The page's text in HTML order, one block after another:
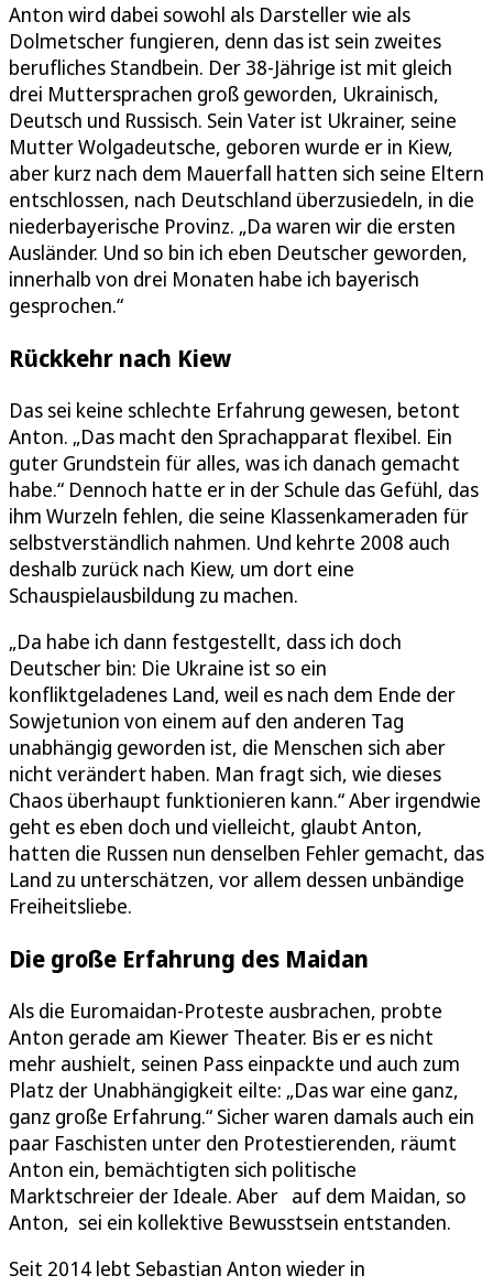
Anton wird dabei sowohl als Darsteller wie als
Dolmetscher fungieren, denn das ist sein zweites
berufliches Standbein. Der 38-Jährige ist mit gleich
drei Muttersprachen groß geworden, Ukrainisch,
Deutsch und Russisch. Sein Vater ist Ukrainer, seine
Mutter Wolgadeutsche, geboren wurde er in Kiew,
aber kurz nach dem Mauerfall hatten sich seine Eltern
entschlossen, nach Deutschland überzusiedeln, in die
niederbayerische Provinz. „Da waren wir die ersten
Ausländer. Und so bin ich eben Deutscher geworden,
innerhalb von drei Monaten habe ich bayerisch
gesprochen.“
Rückkehr nach Kiew
Das sei keine schlechte Erfahrung gewesen, betont
Anton. „Das macht den Sprachapparat flexibel. Ein
guter Grundstein für alles, was ich danach gemacht
habe.“ Dennoch hatte er in der Schule das Gefühl, das
ihm Wurzeln fehlen, die seine Klassenkameraden für
selbstverständlich nahmen. Und kehrte 2008 auch
deshalb zurück nach Kiew, um dort eine
Schauspielausbildung zu machen.
„Da habe ich dann festgestellt, dass ich doch
Deutscher bin: Die Ukraine ist so ein
konfliktgeladenes Land, weil es nach dem Ende der
Sowjetunion von einem auf den anderen Tag
unabhängig geworden ist, die Menschen sich aber
nicht verändert haben. Man fragt sich, wie dieses
Chaos überhaupt funktionieren kann.“ Aber irgendwie
geht es eben doch und vielleicht, glaubt Anton,
hatten die Russen nun denselben Fehler gemacht, das
Land zu unterschätzen, vor allem dessen unbändige
Freiheitsliebe.
Die große Erfahrung des Maidan
Als die Euromaidan-Proteste ausbrachen, probte
Anton gerade am Kiewer Theater. Bis er es nicht
mehr aushielt, seinen Pass einpackte und auch zum
Platz der Unabhängigkeit eilte: „Das war eine ganz,
ganz große Erfahrung.“ Sicher waren damals auch ein
paar Faschisten unter den Protestierenden, räumt
Anton ein, bemächtigten sich politische
Marktschreier der Ideale. Aber auf dem Maidan, so
Anton, sei ein kollektive Bewusstsein entstanden.
Seit 2014 lebt Sebastian Anton wieder in